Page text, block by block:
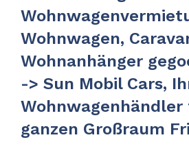
Wohnwagen,
Wohnanhänger
-> Sun Mobil Cars,
ganzen Großraum